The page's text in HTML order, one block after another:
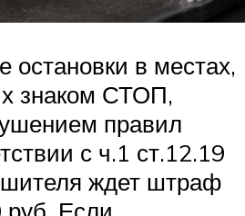
остановки в местах,
знаком СТОП,
правил
с ч.1 ст.12.19
ждет штраф